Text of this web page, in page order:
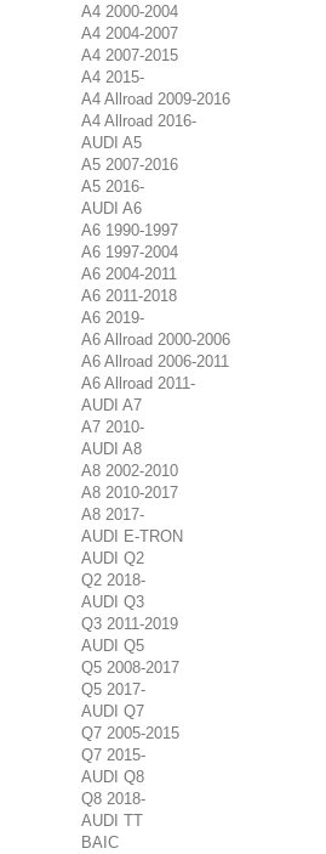
A4 2000-2004
A4 2004-2007
A4 2007-2015
A4 2015-
A4 Allroad 2009-2016
A4 Allroad 2016-
AUDI A5
A5 2007-2016
A5 2016-
AUDI A6
A6 1990-1997
A6 1997-2004
A6 2004-2011
A6 2011-2018
A6 2019-
A6 Allroad 2000-2006
A6 Allroad 2006-2011
A6 Allroad 2011-
AUDI A7
A7 2010-
AUDI A8
A8 2002-2010
A8 2010-2017
A8 2017-
AUDI E-TRON
AUDI Q2
Q2 2018-
AUDI Q3
Q3 2011-2019
AUDI Q5
Q5 2008-2017
Q5 2017-
AUDI Q7
Q7 2005-2015
Q7 2015-
AUDI Q8
Q8 2018-
AUDI TT
BAIC